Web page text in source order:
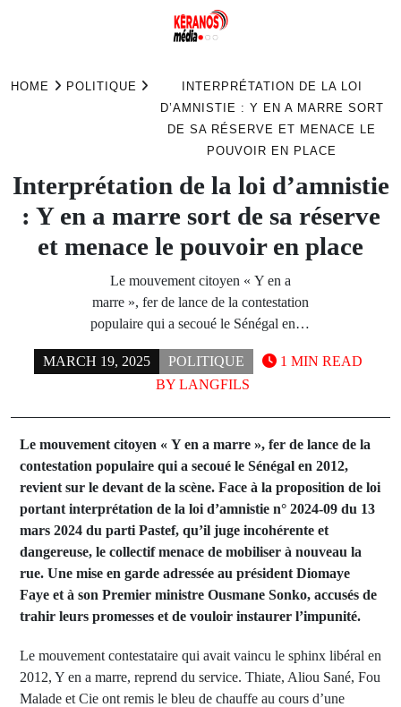
HOME POLITIQUE
INTERPRÉTATION DE LA LOI
D’AMNISTIE : Y EN A MARRE SORT
DE SA RÉSERVE ET MENACE LE
POUVOIR EN PLACE
Interprétation de la loi d’amnistie
: Y en a marre sort de sa réserve
et menace le pouvoir en place
Le mouvement citoyen « Y en a
marre », fer de lance de la contestation
populaire qui a secoué le Sénégal en…
MARCH 19, 2025
POLITIQUE
BY LANGFILS
1 MIN READ
Le mouvement citoyen « Y en a marre », fer de lance de la
contestation populaire qui a secoué le Sénégal en 2012,
revient sur le devant de la scène. Face à la proposition de loi
portant interprétation de la loi d’amnistie n° 2024-09 du 13
mars 2024 du parti Pastef, qu’il juge incohérente et
dangereuse, le collectif menace de mobiliser à nouveau la
rue. Une mise en garde adressée au président Diomaye
Faye et à son Premier ministre Ousmane Sonko, accusés de
trahir leurs promesses et de vouloir instaurer l’impunité.
Le mouvement contestataire qui avait vaincu le sphinx libéral en
2012, Y en a marre, reprend du service. Thiate, Aliou Sané, Fou
Malade et Cie ont remis le bleu de chauffe au cours d’une